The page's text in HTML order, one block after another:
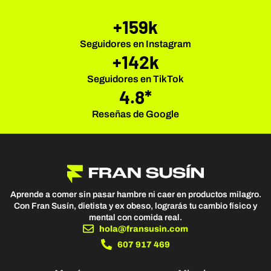
Seguidores en Instagram​
+160k
Seguidores en TikTok​
+143k
Reseñas de Google
4.8*
Aprende a comer sin pasar hambre ni caer en productos milagro.
Con Fran Susín, dietista y ex obeso, lograrás tu cambio físico y
mental con comida real.
hola@fransusin.com
607 917 469